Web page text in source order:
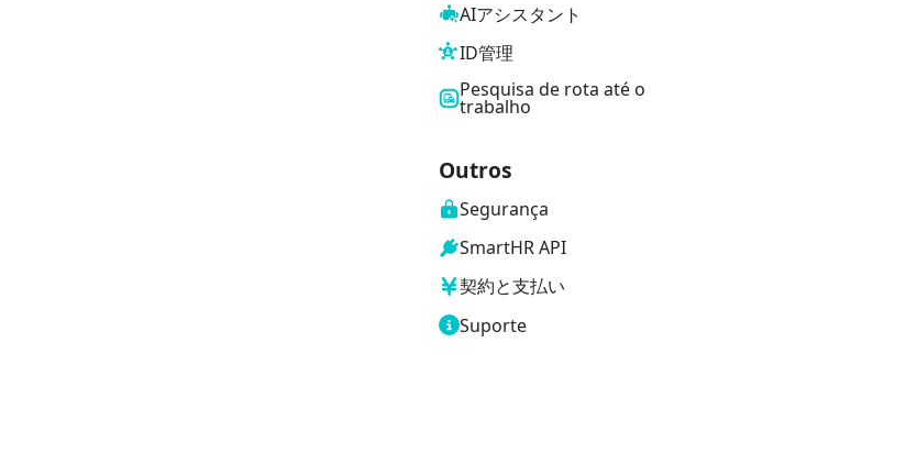
AIアシスタント
ID管理
Pesquisa de rota até o
trabalho
Outros
Segurança
SmartHR API
契約と支払い
Suporte